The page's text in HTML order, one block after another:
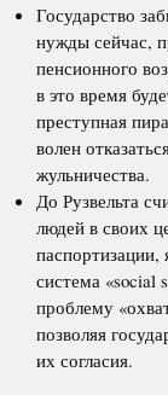
Государство
нужды сейчас,
пенсионного
в это время
преступная
волен
жульничества.
До Рузвельта
людей в своих
паспортизации,
система «social
проблему
позволяя
их согласия.